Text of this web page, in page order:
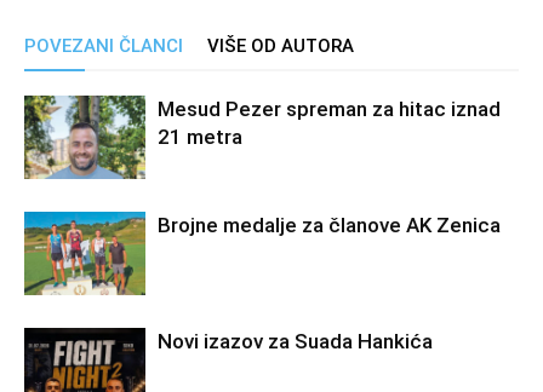
POVEZANI ČLANCI VIŠE OD AUTORA
Mesud Pezer spreman za hitac iznad
21 metra
Brojne medalje za članove AK Zenica
Novi izazov za Suada Hankića